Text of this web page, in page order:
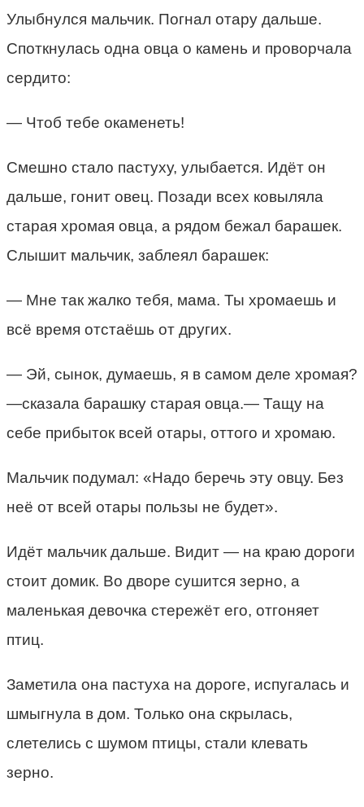
Улыбнулся мальчик. Погнал отару дальше.
Споткнулась одна овца о камень и проворчала
сердито:
— Чтоб тебе окаменеть!
Смешно стало пастуху, улыбается. Идёт он
дальше, гонит овец. Позади всех ковыляла
старая хромая овца, а рядом бежал барашек.
Слышит мальчик, заблеял барашек:
— Мне так жалко тебя, мама. Ты хромаешь и
всё время отстаёшь от других.
— Эй, сынок, думаешь, я в самом деле хромая?
—сказала барашку старая овца.— Тащу на
себе прибыток всей отары, оттого и хромаю.
Мальчик подумал: «Надо беречь эту овцу. Без
неё от всей отары пользы не будет».
Идёт мальчик дальше. Видит — на краю дороги
стоит домик. Во дворе сушится зерно, а
маленькая девочка стережёт его, отгоняет
птиц.
Заметила она пастуха на дороге, испугалась и
шмыгнула в дом. Только она скрылась,
слетелись с шумом птицы, стали клевать
зерно.